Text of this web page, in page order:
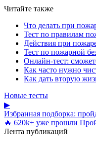
Читайте также
Что делать при
Тест по правилам
Действия при
Тест по пожарной
Онлайн-тест:
Как часто нужно
Как дать вторую
Новые тесты
▶
Избранная подборка:
🔥 620k+ уже прошли
Лента публикаций